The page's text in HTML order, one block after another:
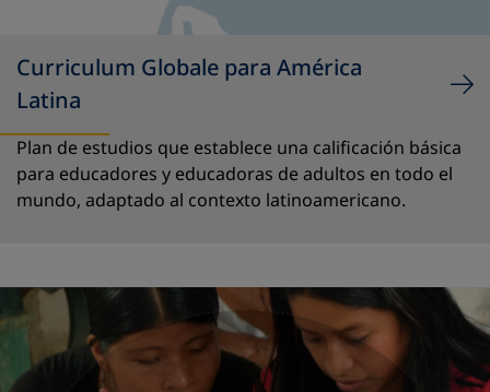
Curriculum Globale para América
Latina
Plan de estudios que establece una calificación básica
para educadores y educadoras de adultos en todo el
mundo, adaptado al contexto latinoamericano.